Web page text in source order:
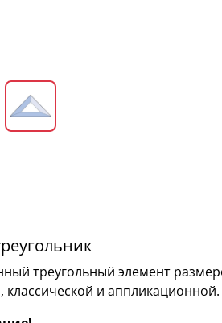
треугольный элемент
и аппликационной.